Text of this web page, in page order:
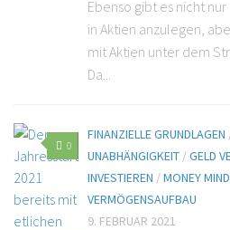
Ebenso gibt es nicht
in Aktien anzulegen,
mit Aktien unter dem
Da...
0
FINANZIELLE GRUNDLAGEN
UNABHÄNGIGKEIT /GELD
INVESTIEREN /MONEY
VERMÖGENSAUFBAU
9. FEBRUAR 2021